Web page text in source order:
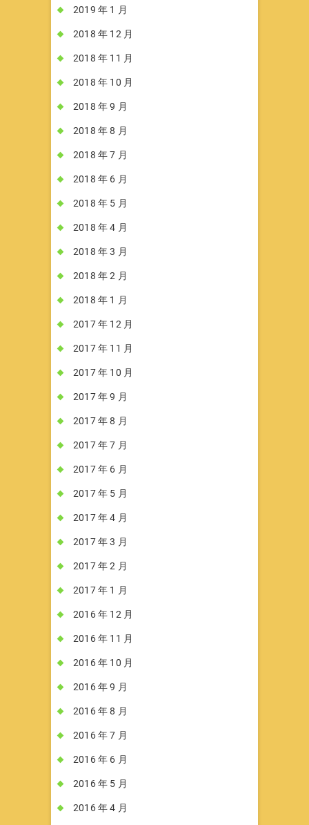
2019 年 1 月
2018 年 12 月
2018 年 11 月
2018 年 10 月
2018 年 9 月
2018 年 8 月
2018 年 7 月
2018 年 6 月
2018 年 5 月
2018 年 4 月
2018 年 3 月
2018 年 2 月
2018 年 1 月
2017 年 12 月
2017 年 11 月
2017 年 10 月
2017 年 9 月
2017 年 8 月
2017 年 7 月
2017 年 6 月
2017 年 5 月
2017 年 4 月
2017 年 3 月
2017 年 2 月
2017 年 1 月
2016 年 12 月
2016 年 11 月
2016 年 10 月
2016 年 9 月
2016 年 8 月
2016 年 7 月
2016 年 6 月
2016 年 5 月
2016 年 4 月